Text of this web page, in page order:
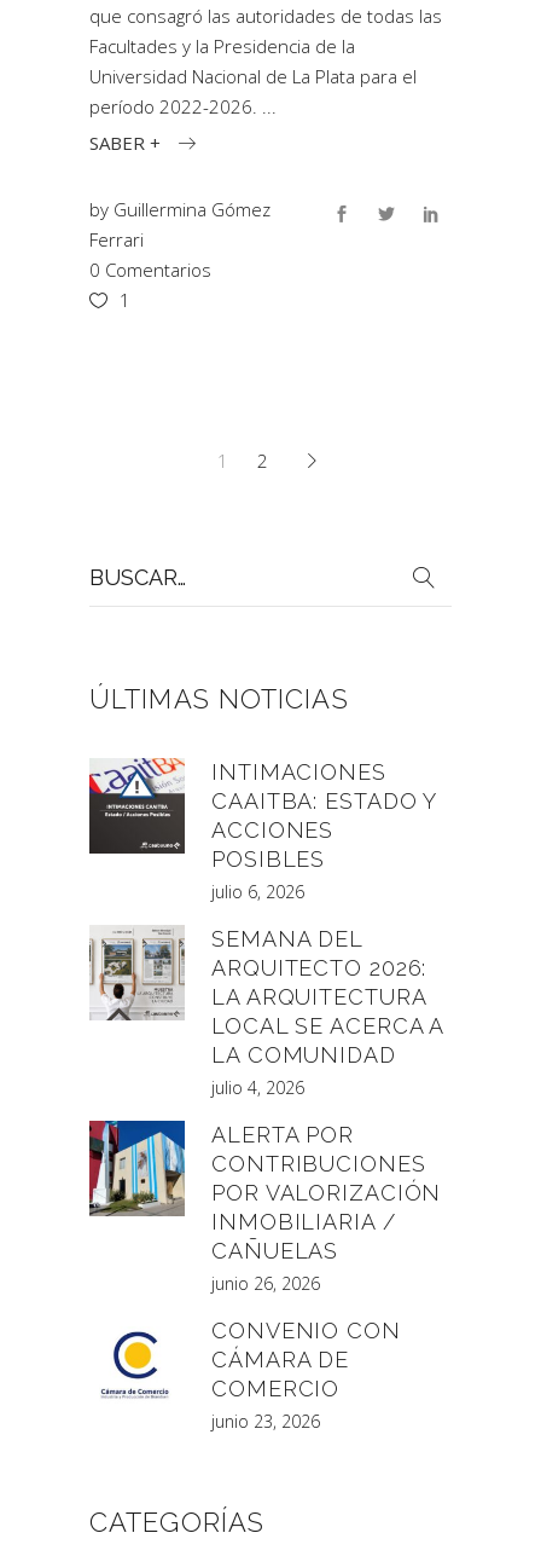
que consagró las autoridades de todas las
Facultades y la Presidencia de la
Universidad Nacional de La Plata para el
período 2022-2026.
SABER +
by Guillermina Gómez
Ferrari
0 Comentarios
1
1 2
por:
ÚLTIMAS NOTICIAS
INTIMACIONES
CAAITBA: ESTADO Y
ACCIONES
POSIBLES
julio 6, 2026
SEMANA DEL
ARQUITECTO 2026:
LA ARQUITECTURA
LOCAL SE ACERCA A
LA COMUNIDAD
julio 4, 2026
ALERTA POR
CONTRIBUCIONES
POR VALORIZACIÓN
INMOBILIARIA /
CAÑUELAS
junio 26, 2026
CONVENIO CON
CÁMARA DE
COMERCIO
junio 23, 2026
CATEGORÍAS